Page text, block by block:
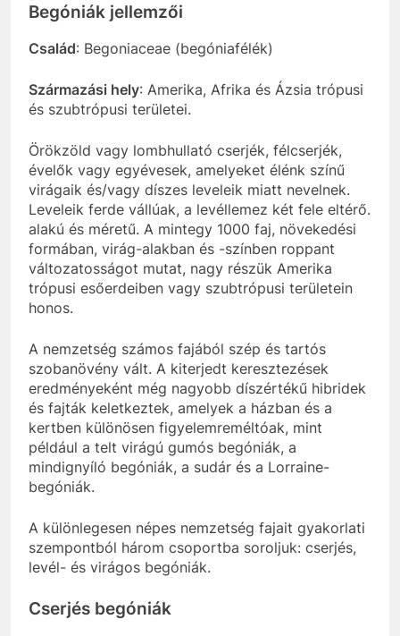
Begóniák jellemzői
Család: Begoniaceae (begóniafélék)
Származási hely: Amerika, Afrika és Ázsia trópusi
és szubtrópusi területei.
Örökzöld vagy lombhullató cserjék, félcserjék,
évelők vagy egyévesek, amelyeket élénk színű
virágaik és/vagy díszes leveleik miatt nevelnek.
Leveleik ferde vállúak, a levéllemez két fele eltérő.
alakú és méretű. A mintegy 1000 faj, növekedési
formában, virág-alakban és -színben roppant
változatosságot mutat, nagy részük Amerika
trópusi esőerdeiben vagy szubtrópusi területein
honos.
A nemzetség számos fajából szép és tartós
szobanövény vált. A kiterjedt keresztezések
eredményeként még nagyobb díszértékű hibridek
és fajták keletkeztek, amelyek a házban és a
kertben különösen figyelemreméltóak, mint
például a telt virágú gumós begóniák, a
mindignyíló begóniák, a sudár és a Lorraine-
begóniák.
A különlegesen népes nemzetség fajait gyakorlati
szempontból három csoportba soroljuk: cserjés,
levél- és virágos begóniák.
Cserjés begóniák